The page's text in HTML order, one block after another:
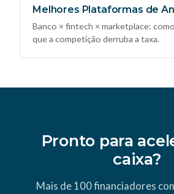
Melhores Plataformas de
Banco × fintech × marketplace:
que a competição derruba a taxa.
Pronto para
caixa?
Mais de 100 financiadores